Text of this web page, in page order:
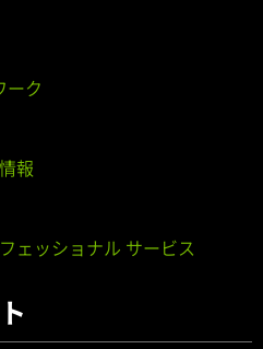
ーク
報
ェッショナル サービス